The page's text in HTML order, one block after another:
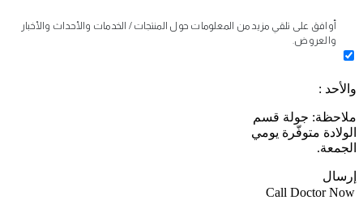
أوافق على تلقي مزيد من المعلومات حول المنتجات / الخدمات والأحداث والأخبار
والعروض.
والأحد :
ملاحظة: جولة قسم
الولادة متوفّرة يومي
الجمعة.
إرسال
Call Doctor Now